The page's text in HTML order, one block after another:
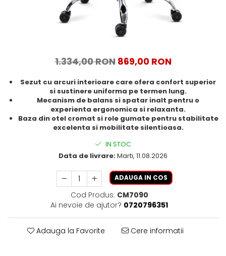
1.334,00 RON 869,00 RON
Sezut cu arcuri interioare care ofera confort superior
si sustinere uniforma pe termen lung.
Mecanism de balans si spatar inalt pentru o
experienta ergonomica si relaxanta.
Baza din otel cromat si role gumate pentru stabilitate
excelenta si mobilitate silentioasa.
IN STOC
Data de livrare:Marti, 11.08.2026
ADAUGA IN COS
Cod Produs: CM7090
Ai nevoie de ajutor? 0720796351
Adauga la Favorite Cere informatii